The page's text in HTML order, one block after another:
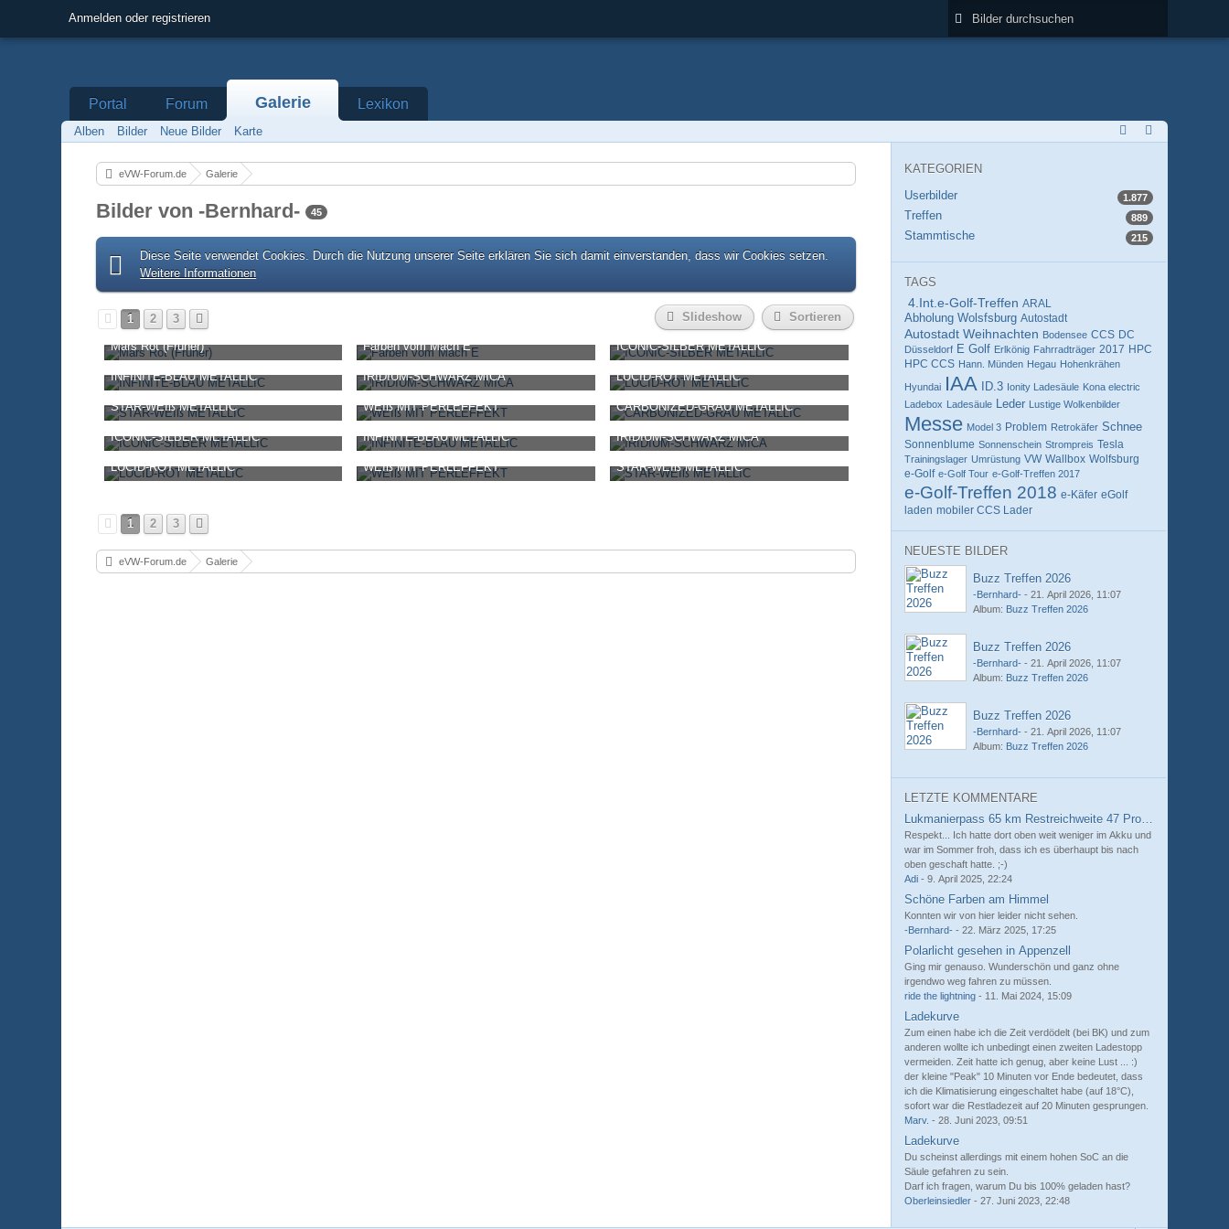
Anmelden oder registrieren
Portal Forum Galerie Lexikon
Alben Bilder Neue Bilder Karte
eVW-Forum.de Galerie
Bilder von -Bernhard- 45
Diese Seite verwendet Cookies. Durch die Nutzung unserer Seite erklären Sie sich damit einverstanden, dass wir Cookies setzen.
Weitere Informationen
1 2 3 Slideshow Sortieren
Mars Rot (Früher)
-Bernhard--16. November 2019, 17:46
800
2 4
Farben vom Mach E
-Bernhard--1. Oktober 2020, 09:44
1.404
0 0
ICONIC-SILBER METALLIC
-Bernhard--1. Oktober 2020, 09:44
567
0 0
INFINITE-BLAU METALLIC
-Bernhard--1. Oktober 2020, 09:44
921
0 0
IRIDIUM-SCHWARZ MICA
-Bernhard--1. Oktober 2020, 09:44
1.254
0 0
LUCID-ROT METALLIC
-Bernhard--1. Oktober 2020, 09:44
479
0 0
STAR-WEIß METALLIC
-Bernhard--1. Oktober 2020, 09:44
1.014
0 0
WEIß MIT PERLEFFEKT
-Bernhard--1. Oktober 2020, 09:44
941
0 0
CARBONIZED-GRAU METALLIC
-Bernhard--1. Oktober 2020, 10:24
1.106
0 0
ICONIC-SILBER METALLIC
-Bernhard--1. Oktober 2020, 10:24
1.044
0 2
INFINITE-BLAU METALLIC
-Bernhard--1. Oktober 2020, 10:24
1.132
0 2
IRIDIUM-SCHWARZ MICA
-Bernhard--1. Oktober 2020, 10:24
1.715
0 0
LUCID-ROT METALLIC
-Bernhard--1. Oktober 2020, 10:24
WEIß MIT PERLEFFEKT
-Bernhard--1. Oktober 2020, 10:24
STAR-WEIß METALLIC
-Bernhard--1. Oktober 2020, 10:24
1 2 3
eVW-Forum.de Galerie
KATEGORIEN
Userbilder
1.877
Treffen 889
Stammtische 215
TAGS
4.Int.e-Golf-Treffen ARAL
Abholung Wolsfsburg Autostadt
Autostadt Weihnachten Bodensee CCS DC
Düsseldorf E Golf Erlkönig Fahrradträger 2017 HPC
HPC CCS Hann. Münden Hegau Hohenkrähen
Hyundai IAA ID.3 Ionity Ladesäule Kona electric
Ladebox Ladesäule Leder Lustige Wolkenbilder
Messe Model 3 Problem Retrokäfer Schnee
Sonnenblume Sonnenschein Strompreis Tesla
Trainingslager Umrüstung VW Wallbox Wolfsburg
e-Golf e-Golf Tour e-Golf-Treffen 2017
e-Golf-Treffen 2018 e-Käfer eGolf
laden mobiler CCS Lader
NEUESTE BILDER
Buzz Treffen 2026
-Bernhard- -21. April 2026, 11:07
Album: Buzz Treffen 2026
Buzz Treffen 2026
-Bernhard- -21. April 2026, 11:07
Album: Buzz Treffen 2026
Buzz Treffen 2026
-Bernhard- -21. April 2026, 11:07
Album: Buzz Treffen 2026
LETZTE KOMMENTARE
Lukmanierpass 65 km Restreichweite 47 Prozent ich hoffe
Respekt... Ich hatte dort oben weit weniger im Akku und
war im Sommer froh, dass ich es überhaupt bis nach
oben geschaft hatte. ;-)
Adi -9. April 2025, 22:24
Schöne Farben am Himmel
Konnten wir von hier leider nicht sehen.
-Bernhard- -22. März 2025, 17:25
Polarlicht gesehen in Appenzell
Ging mir genauso. Wunderschön und ganz ohne
irgendwo weg fahren zu müssen.
ride the lightning - 11. Mai 2024, 15:09
Ladekurve
Zum einen habe ich die Zeit verdödelt (bei BK) und zum
anderen wollte ich unbedingt einen zweiten Ladestopp
vermeiden. Zeit hatte ich genug, aber keine Lust ... :)
der kleine "Peak" 10 Minuten vor Ende bedeutet, dass
ich die Klimatisierung eingeschaltet habe (auf 18°C),
sofort war die Restladezeit auf 20 Minuten gesprungen.
Marv. -28. Juni 2023, 09:51
Ladekurve
Du scheinst allerdings mit einem hohen SoC an die
Säule gefahren zu sein.
Darf ich fragen, warum Du bis 100% geladen hast?
Oberleinsiedler -27. Juni 2023, 22:48